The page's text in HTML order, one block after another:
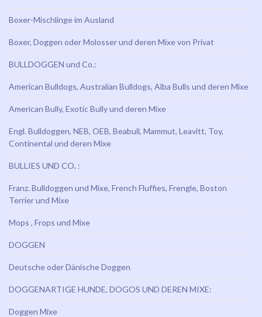
Boxer-Mischlinge im Ausland
Boxer, Doggen oder Molosser und deren Mixe von Privat
BULLDOGGEN und Co.:
American Bulldogs, Australian Bulldogs, Alba Bulls und deren Mixe
American Bully, Exotic Bully und deren Mixe
Engl. Bulldoggen, NEB, OEB, Beabull, Mammut, Leavitt, Toy,
Continental und deren Mixe
BULLIES UND CO. :
Franz. Bulldoggen und Mixe, French Fluffies, Frengle, Boston
Terrier und Mixe
Mops , Frops und Mixe
DOGGEN
Deutsche oder Dänische Doggen
DOGGENARTIGE HUNDE, DOGOS UND DEREN MIXE:
Doggen Mixe